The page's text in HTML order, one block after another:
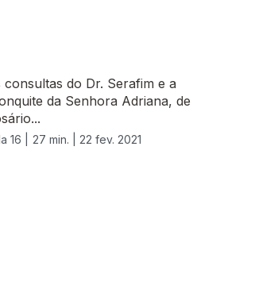
consultas do Dr. Serafim e a
da Senhora Adriana, de
16 | 27 min. | 22 fev. 2021